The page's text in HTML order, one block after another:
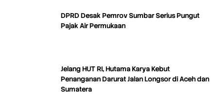
DPRD Desak Pemrov Sumbar Serius Pungut
Pajak Air Permukaan
Jelang HUT RI, Hutama Karya Kebut
Penanganan Darurat Jalan Longsor di Aceh dan
Sumatera